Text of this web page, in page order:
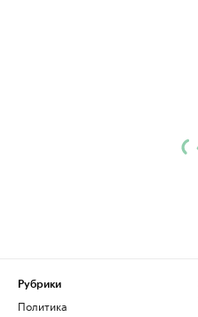
Рубрики
Политика